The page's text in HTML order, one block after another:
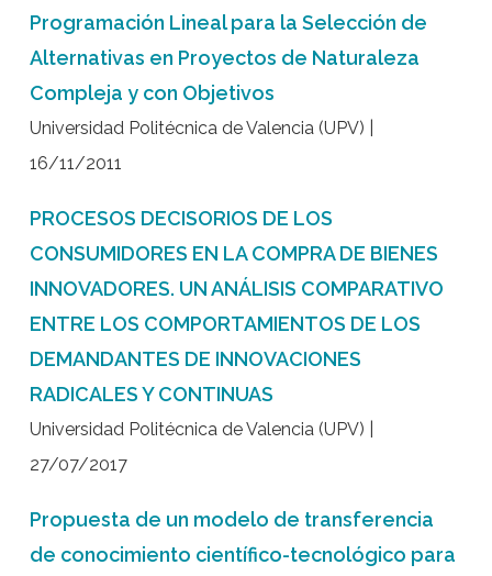
Programación Lineal para la Selección de
Alternativas en Proyectos de Naturaleza
Compleja y con Objetivos
Universidad Politécnica de Valencia (UPV) |
16/11/2011
PROCESOS DECISORIOS DE LOS
CONSUMIDORES EN LA COMPRA DE BIENES
INNOVADORES. UN ANÁLISIS COMPARATIVO
ENTRE LOS COMPORTAMIENTOS DE LOS
DEMANDANTES DE INNOVACIONES
RADICALES Y CONTINUAS
Universidad Politécnica de Valencia (UPV) |
27/07/2017
Propuesta de un modelo de transferencia
de conocimiento científico-tecnológico para